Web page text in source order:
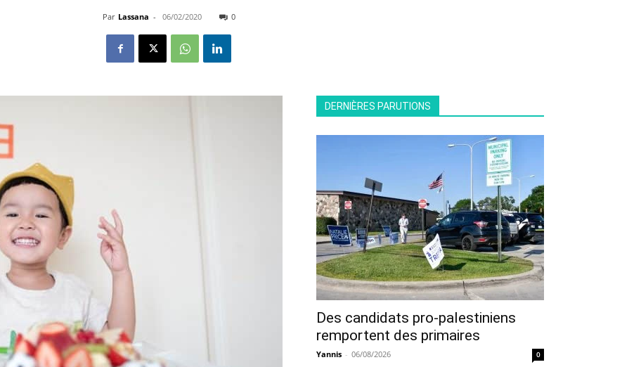
Par Lassana - 06/02/2020 0
DERNIÈRES PARUTIONS
Des candidats pro-palestiniens
remportent des primaires
Yannis - 06/08/2026 0